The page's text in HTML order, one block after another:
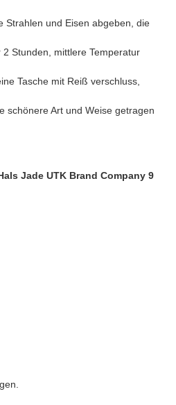
Strahlen und Eisen abgeben, die
Stunden, mittlere Temperatur
Tasche mit Reiß verschluss,
schönere Art und Weise getragen